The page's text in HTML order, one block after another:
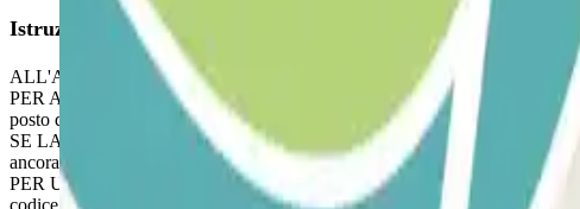
Istruzioni
ALL'ARRIVO: Entra nel parcheggio.
PER APRIRE LA BARRIERA: Avvicinati alla barriera. Il lettore di targhe
posto disponibile.
SE LA BARRIERA NON SI APRE: USA IL CODICE QR RICEVUTO
ancora, chiama direttamente all'interfono. Carica il tuo codice QR in
PER USCIRE: Avvicinati alla barriera. Il lettore di targhe riconoscerà il tuo
codice QR al terminale di uscita.